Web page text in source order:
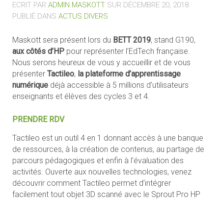
ECRIT PAR ADMIN MASKOTT SUR DÉCEMBRE 20, 2018.
PUBLIÉ DANS ACTUS DIVERS
Maskott sera présent lors du BETT 2019, stand G190,
aux côtés d’HP pour représenter l’EdTech française.
Nous serons heureux de vous y accueillir et de vous
présenter Tactileo, la plateforme d’apprentissage
numérique déjà accessible à 5 millions d’utilisateurs
enseignants et élèves des cycles 3 et 4.
PRENDRE RDV
Tactileo est un outil 4 en 1 donnant accès à une banque
de ressources, à la création de contenus, au partage de
parcours pédagogiques et enfin à l’évaluation des
activités. Ouverte aux nouvelles technologies, venez
découvrir comment Tactileo permet d’intégrer
facilement tout objet 3D scanné avec le Sprout Pro HP